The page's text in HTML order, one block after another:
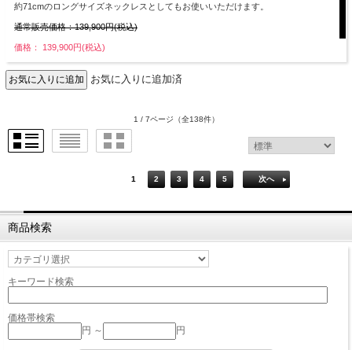
約71cmのロングサイズネックレスとしてもお使いいただけます。
通常販売価格：139,900円(税込)
価格： 139,900円(税込)
お気に入りに追加済
1 / 7ページ （全138件）
1 2 3 4 5 次へ
商品検索
キーワード検索
価格帯検索
円 ～
円